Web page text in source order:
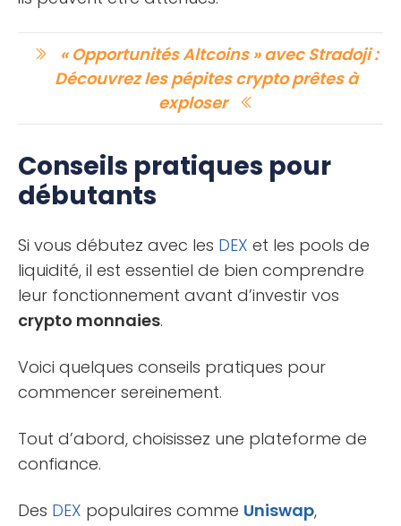
« Opportunités Altcoins » avec Stradoji :
Découvrez les pépites crypto prêtes à
exploser
Conseils pratiques pour
débutants
Si vous débutez avec les DEX et les pools de
liquidité, il est essentiel de bien comprendre
leur fonctionnement avant d’investir vos
crypto monnaies.
Voici quelques conseils pratiques pour
commencer sereinement.
Tout d’abord, choisissez une plateforme de
confiance.
Des DEX populaires comme Uniswap,